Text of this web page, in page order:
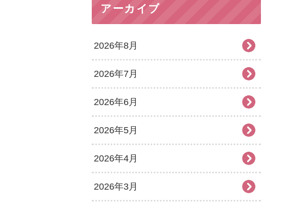
アーカイブ
2026年8月
2026年7月
2026年6月
2026年5月
2026年4月
2026年3月